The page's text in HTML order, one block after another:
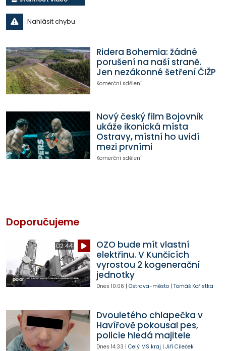
Nahlásit chybu
Ridera Bohemia: žádné
porušení na naší straně.
Jen nezákonné šetření ČIŽP
Komerční sdělení
Nový český film Bojovník
ukáže ikonická místa
Ostravy, místní ho uvidí
mezi prvními
Komerční sdělení
Doporučujeme
02:44
OZO bude mít vlastní
elektřinu. V Kunčicích
vyrostou 2 kogenerační
jednotky
Dnes 10:06 | Ostrava-město| Tomáš Kořistka
Dvouletého chlapečka v
Havířově pokousal pes,
policie hledá majitele
Dnes 14:33 | Celý MS kraj | Jiří Cileček